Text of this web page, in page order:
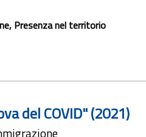
Presenza nel territorio
del COVID" (2021)